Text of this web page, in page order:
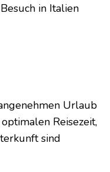
in Italien
Urlaub
Reisezeit,
sind